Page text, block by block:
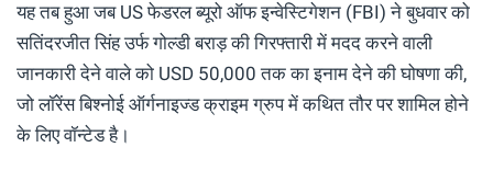
यह तब हुआ जब US फेडरल ब्यूरो ऑफ इन्वेस्टिगेशन (FBI) ने बुधवार को
सतिंदरजीत सिंह उर्फ ​​गोल्डी बराड़ की गिरफ्तारी में मदद करने वाली
जानकारी देने वाले को USD 50,000 तक का इनाम देने की घोषणा की,
जो लॉरेंस बिश्नोई ऑर्गनाइज्ड क्राइम ग्रुप में कथित तौर पर शामिल होने
के लिए वॉन्टेड है।